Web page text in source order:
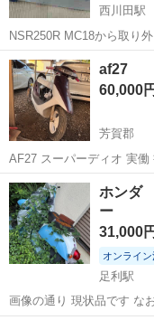
西川田駅
NSR250R MC18から取り
いためお安く出品します
効活用していただけたらと思います。 【メー
種】...
栃木 宇都宮市
af27
60,000円
芳賀郡
AF27 スーパーディオ 実働 書類あり
になります。 現在も乗っているため実働です。 エンジン好調で、走
る・曲がる・止まる問題ありません。 【カスタ
マフラー ・...
栃木 芳賀郡 ホンダ
ホンダ
ー
31,000円
オンライン
足利駅
画像の通り 現状品です な